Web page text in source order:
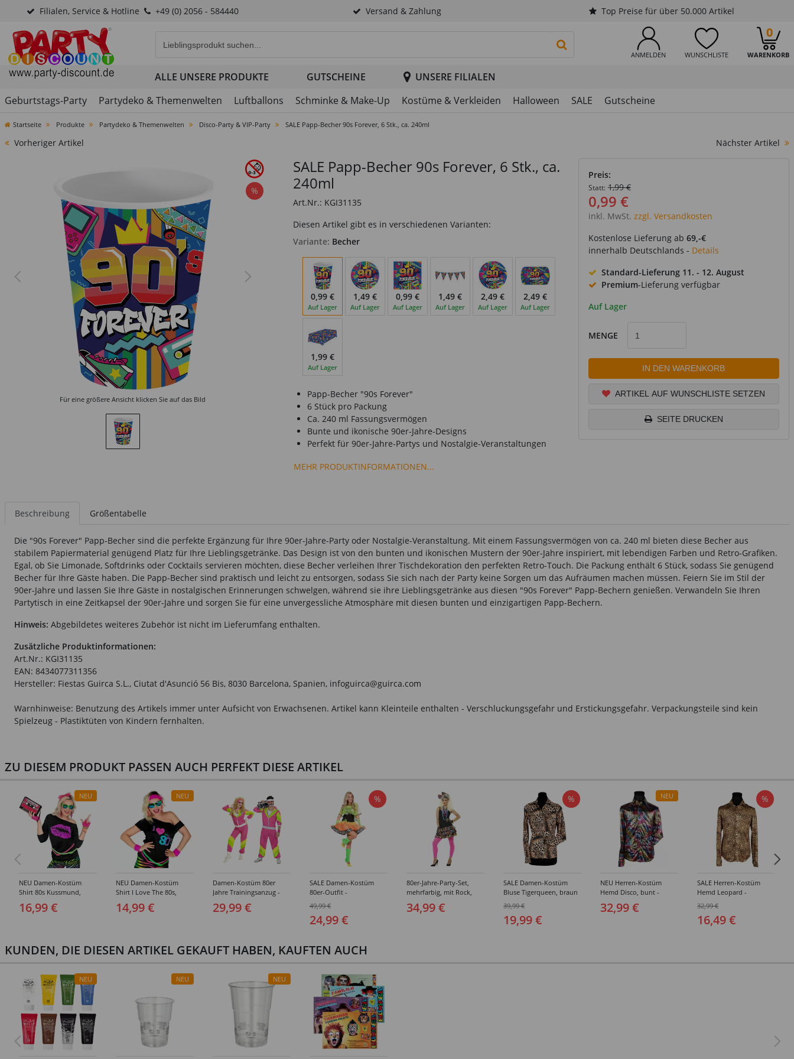
Filialen, Service & Hotline +49 (0) 2056 - 584440 Versand & Zahlung Top Preise für über 50.000 Artikel
ANMELDEN WUNSCHLISTE WARENKORB
0
PRODUKTSUCHE STARTEN
ALLE UNSERE PRODUKTE GUTSCHEINE
UNSERE FILIALEN
Geburtstags-Party
Partydeko & Themenwelten Luftballons Schminke & Make-Up Kostüme & Verkleiden Halloween SALE Gutscheine
Startseite Produkte Partydeko & Themenwelten Disco-Party & VIP-Party SALE Papp-Becher 90s Forever, 6 Stk., ca. 240ml
Vorheriger Artikel Nächster Artikel
%
Für eine größere Ansicht klicken Sie auf das Bild
SALE Papp-Becher 90s Forever, 6 Stk., ca.
240ml
Art.Nr.: KGI31135
Diesen Artikel gibt es in verschiedenen Varianten:
Variante: Becher
0,99 €
Auf Lager
1,49 €
Auf Lager
0,99 €
Auf Lager
1,49 €
Auf Lager
2,49 €
Auf Lager
2,49 €
Auf Lager
1,99 €
Auf Lager
Papp-Becher "90s Forever"
6 Stück pro Packung
Ca. 240 ml Fassungsvermögen
Bunte und ikonische 90er-Jahre-Designs
Perfekt für 90er-Jahre-Partys und Nostalgie-Veranstaltungen
MEHR PRODUKTINFORMATIONEN...
Preis:
Statt: 1,99 €
0,99 €
inkl. MwSt. zzgl. Versandkosten
Kostenlose Lieferung ab 69,-€
innerhalb Deutschlands - Details
Standard-Lieferung 11. - 12. August
Premium-Lieferung verfügbar
Auf Lager
MENGE
IN DEN WARENKORB
ARTIKEL AUF WUNSCHLISTE SETZEN
SEITE DRUCKEN
Beschreibung Größentabelle
Die "90s Forever" Papp-Becher sind die perfekte Ergänzung für Ihre 90er-Jahre-Party oder Nostalgie-Veranstaltung. Mit einem Fassungsvermögen von ca. 240 ml bieten diese Becher aus
stabilem Papiermaterial genügend Platz für Ihre Lieblingsgetränke. Das Design ist von den bunten und ikonischen Mustern der 90er-Jahre inspiriert, mit lebendigen Farben und Retro-Grafiken.
Egal, ob Sie Limonade, Softdrinks oder Cocktails servieren möchten, diese Becher verleihen Ihrer Tischdekoration den perfekten Retro-Touch. Die Packung enthält 6 Stück, sodass Sie genügend
Becher für Ihre Gäste haben. Die Papp-Becher sind praktisch und leicht zu entsorgen, sodass Sie sich nach der Party keine Sorgen um das Aufräumen machen müssen. Feiern Sie im Stil der
90er-Jahre und lassen Sie Ihre Gäste in nostalgischen Erinnerungen schwelgen, während sie ihre Lieblingsgetränke aus diesen "90s Forever" Papp-Bechern genießen. Verwandeln Sie Ihren
Partytisch in eine Zeitkapsel der 90er-Jahre und sorgen Sie für eine unvergessliche Atmosphäre mit diesen bunten und einzigartigen Papp-Bechern.
Hinweis: Abgebildetes weiteres Zubehör ist nicht im Lieferumfang enthalten.
Zusätzliche Produktinformationen:
Art.Nr.: KGI31135
EAN: 8434077311356
Hersteller: Fiestas Guirca S.L., Ciutat d'Asunció 56 Bis, 8030 Barcelona, Spanien, infoguirca@guirca.com
Warnhinweise: Benutzung des Artikels immer unter Aufsicht von Erwachsenen. Artikel kann Kleinteile enthalten - Verschluckungsgefahr und Erstickungsgefahr. Verpackungsteile sind kein
Spielzeug - Plastiktüten von Kindern fernhalten.
ZU DIESEM PRODUKT PASSEN AUCH PERFEKT DIESE ARTIKEL
NEU
NEU Damen-Kostüm
Shirt 80s Kussmund,
Größen (S-XXL)
16,99 €
NEU
NEU Damen-Kostüm
Shirt I Love The 80s,
Größen (S-XXL)
14,99 €
Damen-Kostüm 80er
Jahre Trainingsanzug -
XL)
29,99 €
%
SALE Damen-Kostüm
80er-Outfit -
(34-46)
49,99 €
24,99 €
80er-Jahre-Party-Set,
mehrfarbig, mit Rock,
Halskette - Verschiedene
34,99 €
%
SALE Damen-Kostüm
Bluse Tigerqueen, braun
(XS-XL)
39,99 €
19,99 €
NEU
NEU Herren-Kostüm
Hemd Disco, bunt -
XXXL)
32,99 €
%
SALE Herren-Kostüm
Hemd Leopard -
XXXL)
32,99 €
16,49 €
KUNDEN, DIE DIESEN ARTIKEL GEKAUFT HABEN, KAUFTEN AUCH
NEU NEU NEU